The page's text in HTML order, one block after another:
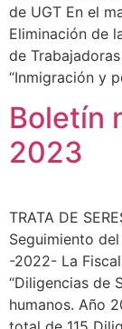
de UGT En el
Eliminación de
de
“Inmigración y
Boletín
2023
TRATA DE
Seguimiento
-2022- La
“Diligencias de
humanos. Año